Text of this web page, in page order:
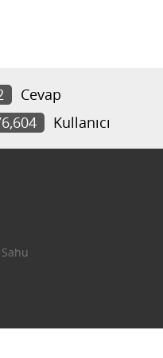
Cevap
Kullanıcı